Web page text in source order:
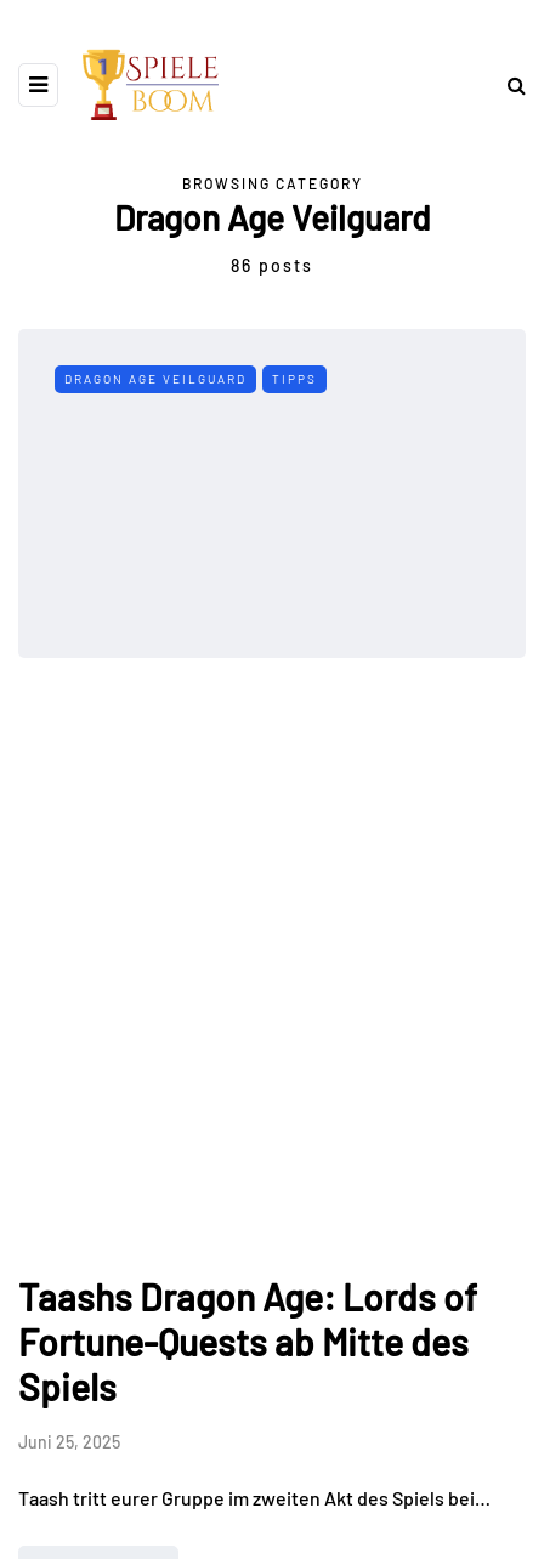
BROWSING CATEGORY
Dragon Age Veilguard
86 posts
DRAGON AGE VEILGUARD TIPPS
Taashs Dragon Age: Lords of
Fortune-Quests ab Mitte des
Spiels
Juni 25, 2025
Taash tritt eurer Gruppe im zweiten Akt des Spiels bei…